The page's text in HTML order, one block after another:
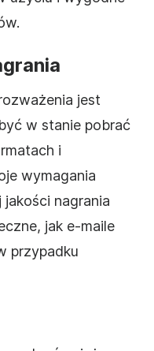
jest
w stanie pobrać
i
wymagania
nagrania
jak e-maile
przypadku